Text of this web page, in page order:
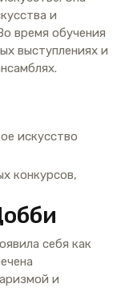
и
время обучения
выступлениях и
искусство
конкурсов,
себя как
и